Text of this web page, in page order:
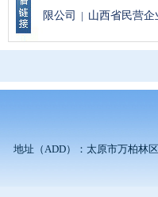
限公司
| 山西省民营
地址（ADD）：太原市万柏林